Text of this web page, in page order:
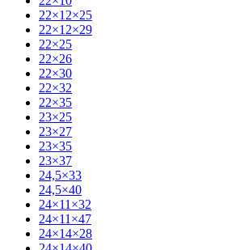
22×12×25
22×12×29
22×25
22×26
22×30
22×32
22×35
23×25
23×27
23×35
23×37
24,5×33
24,5×40
24×11×32
24×11×47
24×14×28